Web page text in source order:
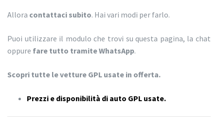
Allora contattaci subito. Hai vari modi per farlo.
Puoi utilizzare il modulo che trovi su questa pagina, la chat
oppure fare tutto tramite WhatsApp.
Scopri tutte le vetture GPL usate in offerta.
Prezzi e disponibilità di auto GPL usate.